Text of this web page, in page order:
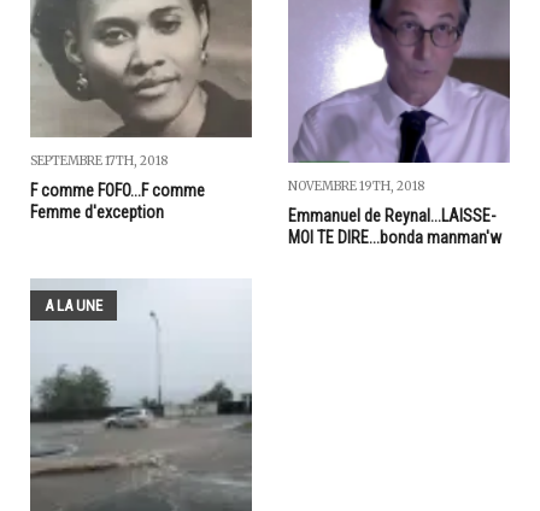
SEPTEMBRE 17TH, 2018
F comme FOFO...F comme
Femme d'exception
NOVEMBRE 19TH, 2018
Emmanuel de Reynal...LAISSE-
MOI TE DIRE...bonda manman'w
A LA UNE